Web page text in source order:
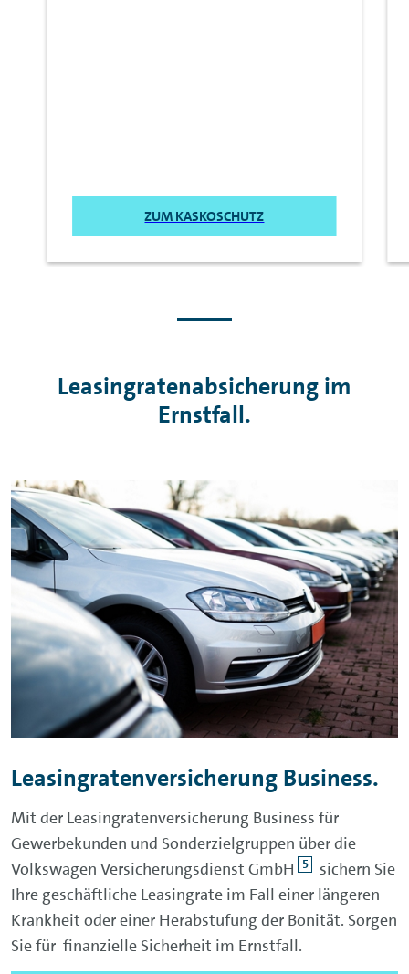
ZUM KASKOSCHUTZ
Leasingratenabsicherung im
Ernstfall.
Leasingratenversicherung Business.
Mit der Leasingratenversicherung Business für
Gewerbekunden und Sonderzielgruppen über die
Volkswagen Versicherungsdienst GmbH
5
sichern Sie
Ihre geschäftliche Leasingrate im Fall einer längeren
Krankheit oder einer Herabstufung der Bonität. Sorgen
Sie für finanzielle Sicherheit im Ernstfall.